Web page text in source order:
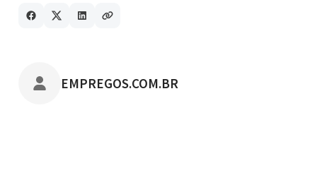
POSTADO POR
EMPREGOS.COM.BR